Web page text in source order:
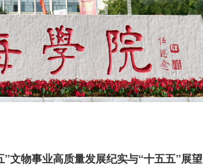
物事业高质量发展纪实与“十五五”展望